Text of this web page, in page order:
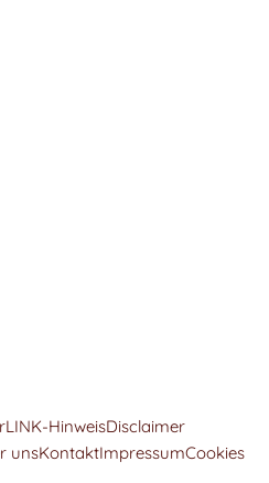
LINK-HinweisDisclaimer
unsKontaktImpressumCookies